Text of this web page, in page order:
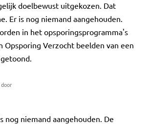
doelbewust uitgekozen. Dat
Er is nog niemand aangehouden.
in het opsporingsprogramma's
Opsporing Verzocht beelden van een
nog niemand aangehouden. De